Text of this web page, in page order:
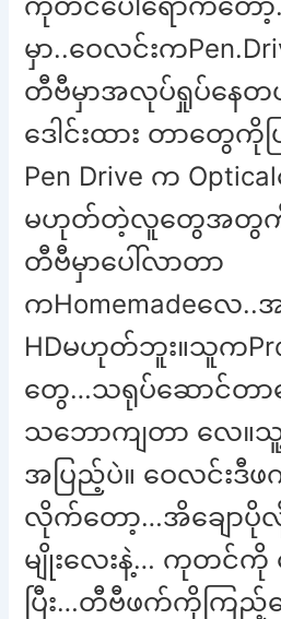
မှာ..ဝေလင်းက
တီဗီမှာအလုပ်ရှုပ်နေတ
ဒေါင်းထား တာတွေကိုပ
Pen Drive က
မဟုတ်တဲ့လူတွေအတွက်ရှ
တီဗီမှာပေါ်လာတာ
ကHomemadeလေ..
HDမဟုတ်ဘူး။သူက
တွေ…သရုပ်ဆောင်တာ
သဘောကျတာ လေ။
အပြည့်ပဲ။ ဝေလင်း
လိုက်တော့…အိချောပို
မျိုးလေးနဲ့… ကုတင်ကို
ပြီး…တီဗီဖက်ကိုကြည့်